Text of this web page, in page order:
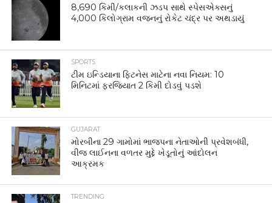
8,690 કિમી/કલાકની ઝડપ સાથે સ્પેસએક્સનું
4,000 કિલોગ્રામ વજનનું રોકેટ ચંદ્ર પર અથડાયું
SPORTS
ટીમ ઇન્ડિયાના ફિટનેસ માટેના નવા નિયમ: 10
મિનિટમાં ફરજિયાત 2 કિમી દોડવું પડશે
GUJARAT
મોરબીના 29 ગામોમાં ભાજપના નેતાઓની પ્રવેશબંધી,
વીજ લાઈનના વળતર મુદ્દે ખેડૂતોનું આંદોલન
આક્રમક
TRENDING